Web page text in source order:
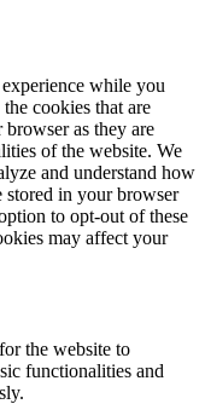
while you
cookies that are
browser as they are
of the website. We
and understand how
stored in your browser
to opt-out of these
may affect your
the website to
functionalities and